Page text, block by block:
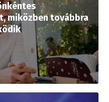
miközben továbbra